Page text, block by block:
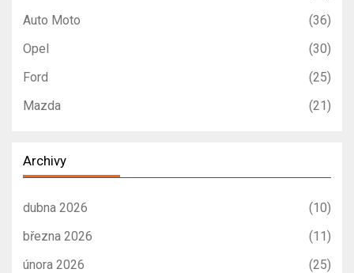
Auto Moto
(36)
Opel
(30)
Ford
(25)
Mazda
(21)
Archivy
dubna 2026
(10)
března 2026
(11)
února 2026
(25)